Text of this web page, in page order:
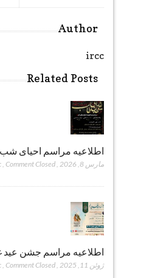
Author
ircc
Related Posts
اطلاعیه مراسم احیای شب
مارس 8, 2026 ,
, Comment Closed
اطلاعیه مراسم جشن عید
ژوئن 11, 2025 ,
, Comment Closed